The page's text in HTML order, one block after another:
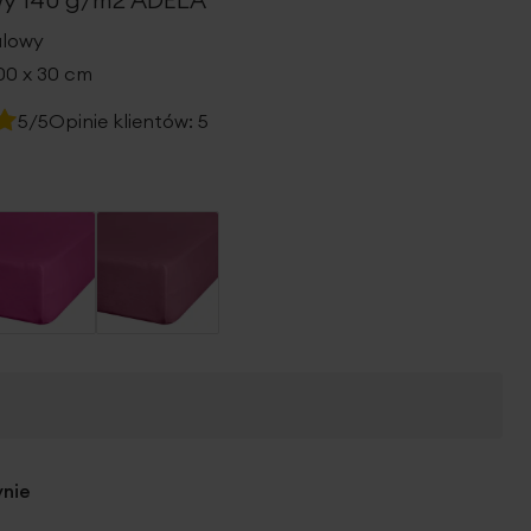
x 30 cm
5/5Opinie klientów: 5